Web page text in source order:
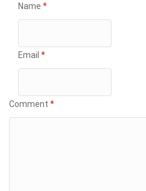
Name *
Email *
Comment *